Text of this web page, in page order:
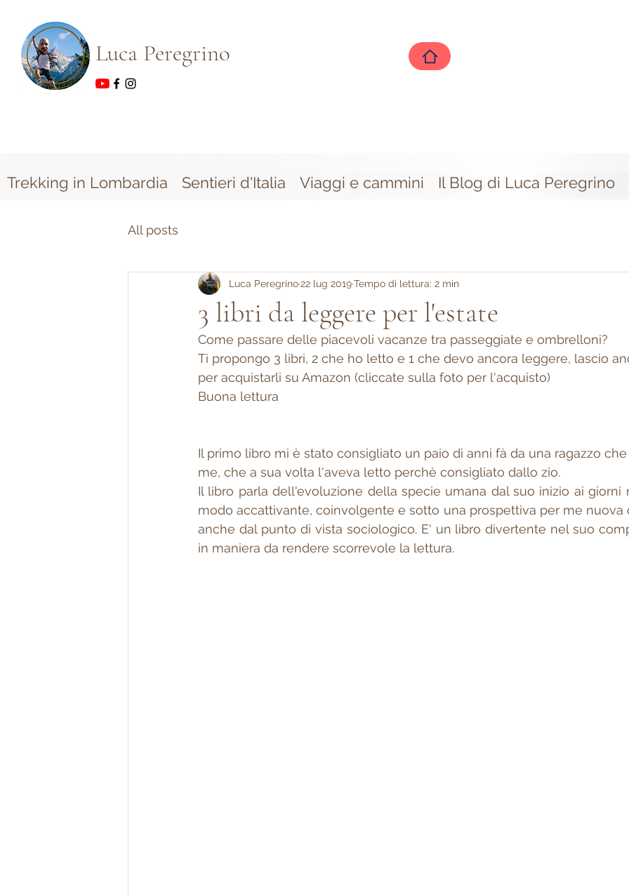
Luca Peregrino
Trekking in Lombardia Sentieri d'Italia Viaggi e cammini Il Blog di Luca Peregrino
All posts
3 libri da leggere per l'estate
Luca Peregrino22 lug 2019Tempo di lettura: 2 min
Come passare delle piacevoli vacanze tra passeggiate e ombrelloni?
Ti propongo 3 libri, 2 che ho letto e 1 che devo ancora leggere, lascio
per acquistarli su Amazon (cliccate sulla foto per l'acquisto)
Buona lettura
Il primo libro mi è stato consigliato un paio di anni fà da una ragazzo
me, che a sua volta l'aveva letto perchè consigliato dallo zio.
Il libro parla dell'evoluzione della specie umana dal suo inizio ai giorni
modo accattivante, coinvolgente e sotto una prospettiva per me nuova
anche dal punto di vista sociologico. E' un libro divertente nel suo
in maniera da rendere scorrevole la lettura.